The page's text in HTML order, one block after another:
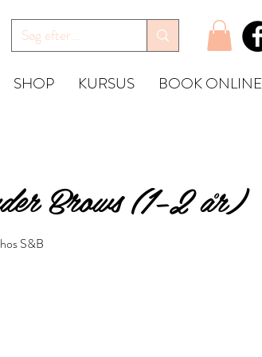
SHOP KURSUS BOOK ONLINE
Brows (1–2 år)
S&B